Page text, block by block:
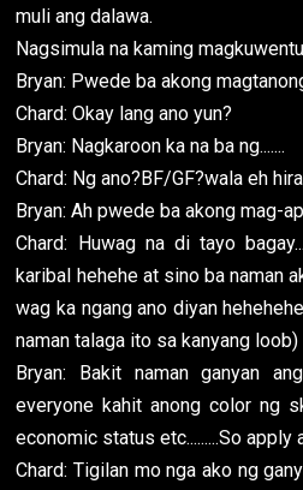
muli ang dalawa.
Nagsimula na kaming
Bryan: Pwede ba akong
Chard: Okay lang ano yun?
Bryan: Nagkaroon ka na ba ng.......
Chard: Ng ano?BF/GF?wala eh
Bryan: Ah pwede ba akong mag-
Chard: Huwag na di tayo
karibal hehehe at sino ba naman
wag ka ngang ano diyan
naman talaga ito sa kanyang loob)
Bryan: Bakit naman ganyan
everyone kahit anong color ng
economic status etc.........So apply
Chard: Tigilan mo nga ako ng